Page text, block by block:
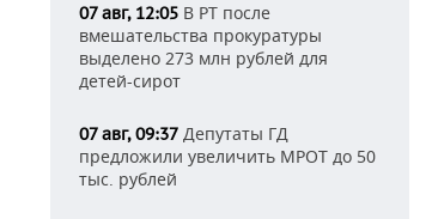
07 авг, 12:05 В РТ после
вмешательства прокуратуры
выделено 273 млн рублей для
детей-сирот
07 авг, 09:37 Депутаты ГД
предложили увеличить МРОТ до 50
тыс. рублей